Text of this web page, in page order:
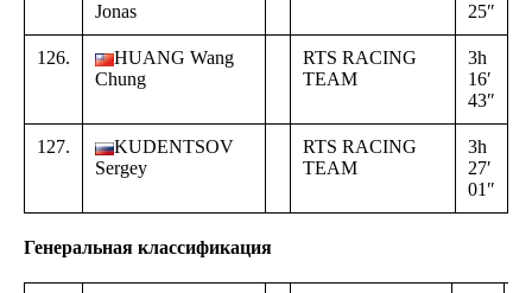
Jonas
25″
126.
HUANG Wang
Chung
RTS RACING
TEAM
3h
16′
43″
127.
KUDENTSOV
Sergey
RTS RACING
TEAM
3h
27′
01″
Генеральная классификация